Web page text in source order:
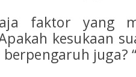
faktor yang
kesukaan
juga?